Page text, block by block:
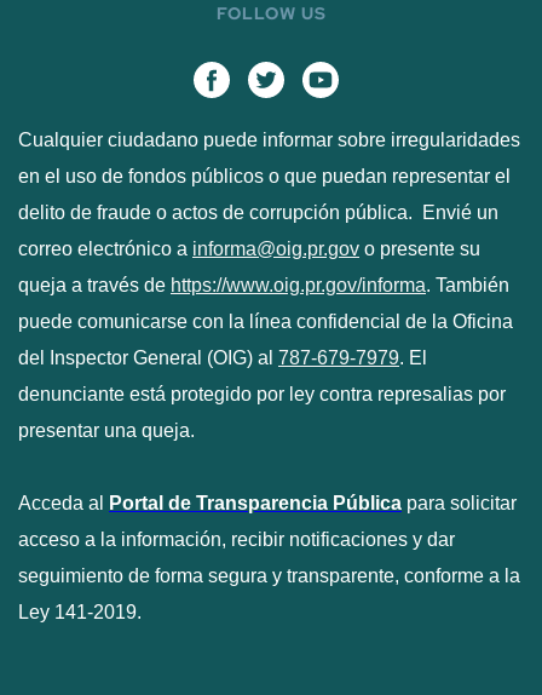
FOLLOW US
Cualquier ciudadano puede informar sobre irregularidades
en el uso de fondos públicos o que puedan representar el
delito de fraude o actos de corrupción pública. Envié un
correo electrónico a informa@oig.pr.gov o presente su
queja a través de https://www.oig.pr.gov/informa. También
puede comunicarse con la línea confidencial de la Oficina
del Inspector General (OIG) al 787-679-7979. El
denunciante está protegido por ley contra represalias por
presentar una queja.
Acceda al Portal de Transparencia Pública para solicitar
acceso a la información, recibir notificaciones y dar
seguimiento de forma segura y transparente, conforme a la
Ley 141-2019.